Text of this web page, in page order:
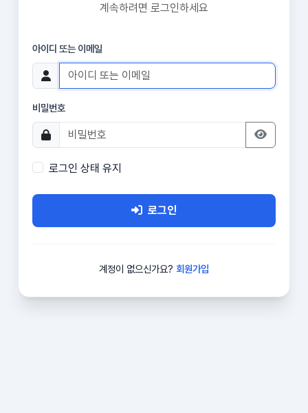
계속하려면 로그인하세요
아이디 또는 이메일
비밀번호
로그인 상태 유지
로그인
계정이 없으신가요? 회원가입